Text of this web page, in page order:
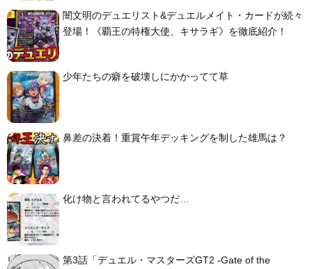
闇文明のデュエリスト&デュエルメイト・カードが続々
登場！《覇王の特権大使、キサラギ》を徹底紹介！
少年たちの癖を破壊しにかかってて草
鼻差の決着！重賞午年デッキングを制した雄馬は？
化け物と言われてるやつだ…
第3話「デュエル・マスターズGT2 -Gate of the